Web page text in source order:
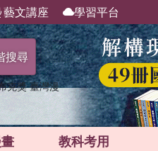
藝文講座 學習平台
搜尋
克獎 臺灣漫
教科考用